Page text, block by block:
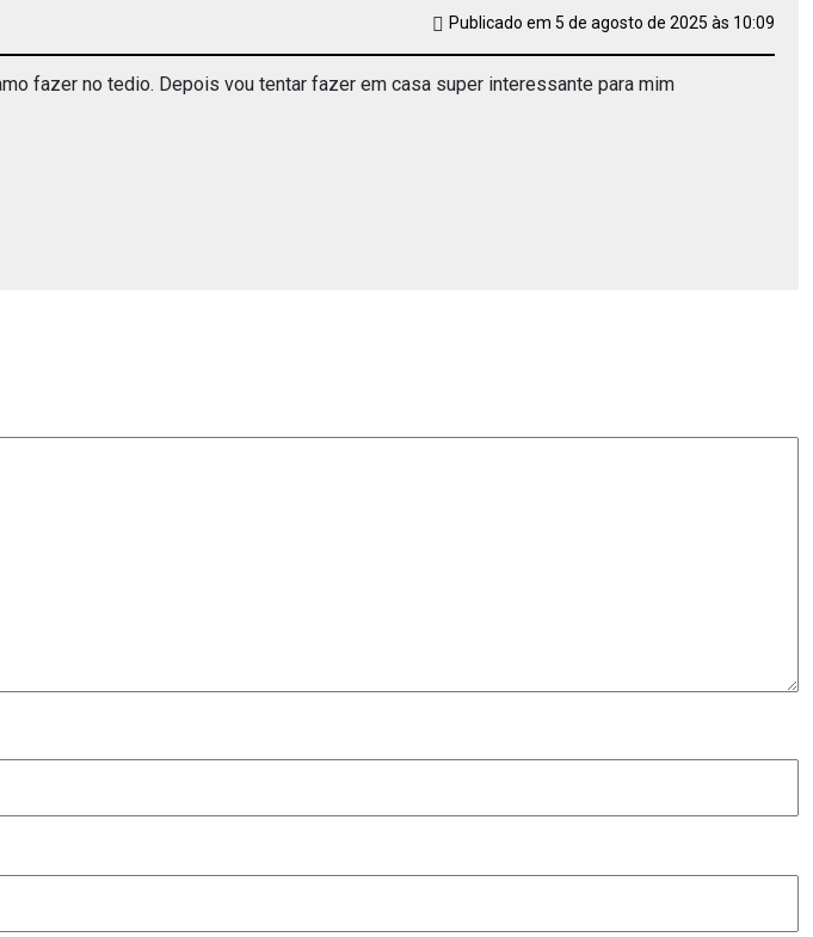
Publicado em 5 de agosto de 2025 às 10:09
fazer no tedio. Depois vou tentar fazer em casa super interessante para mim